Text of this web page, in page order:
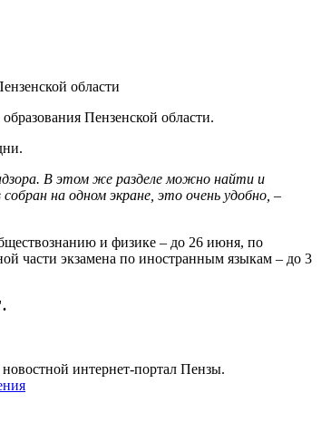
области
Пензенской области.
В этом же разделе можно найти и
на одном экране, это очень удобно, –
и физике – до 26 июня, по
части экзамена по иностранным языкам – до 3
интернет-портал Пензы.